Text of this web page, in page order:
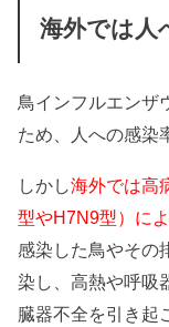
海外では人
鳥インフルエンザ
ため、
人への感染
しかし海外では高
型やH7N9型）に
感染した鳥やその
染し、高熱や呼吸
臓器不全を引き起